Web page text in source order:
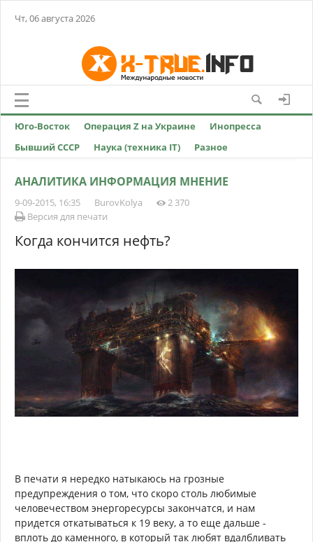
Чт, 06 августа 2026
Юго-Восток Операция Z на Украине
Инопресса
Бывший СССР
Наука (техника IT) Разное
АНАЛИТИКА ИНФОРМАЦИЯ МНЕНИЕ
9-09-2015, 16:35 BurovKolya
2 370
Версия для печати
Когда кончится нефть?
В печати я нередко натыкаюсь на грозные
предупреждения о том, что скоро столь любимые
человечеством энергоресурсы закончатся, и нам
придется откатываться к 19 веку, а то еще дальше -
вплоть до каменного, в который так любят вдалбливать